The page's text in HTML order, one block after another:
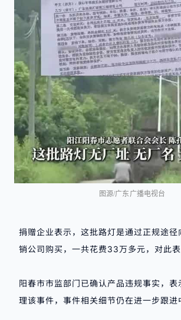
图源/广东广播电视台
捐赠企业表示，这批路灯是通过正规途径
销公司购买，一共花费33万多元，对此表
阳春市市监部门已确认产品违规事实，表
理该事件，事件相关细节仍在进一步跟进